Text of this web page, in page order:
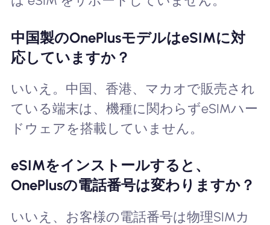
中国製のOnePlusモデルはeSIMに対
応していますか？
いいえ。中国、香港、マカオで販売され
ている端末は、機種に関わらずeSIMハー
ドウェアを搭載していません。
eSIMをインストールすると、
OnePlusの電話番号は変わりますか？
いいえ、お客様の電話番号は物理SIMカ